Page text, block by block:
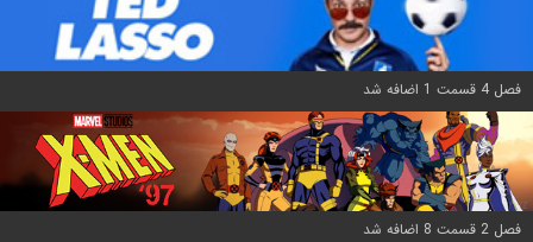
فصل 4 قسمت 1 اضافه شد
فصل 2 قسمت 8 اضافه شد